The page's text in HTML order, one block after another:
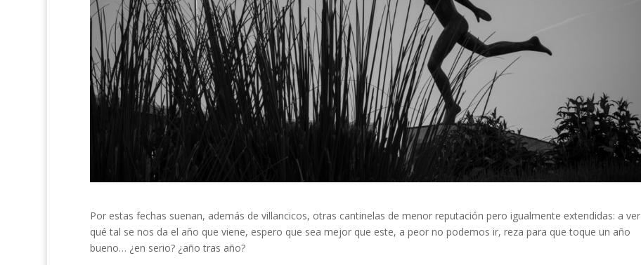
Por estas fechas suenan, además de villancicos, otras cantinelas de menor reputación pero igualmente extendidas: a ver
qué tal se nos da el año que viene, espero que sea mejor que este, a peor no podemos ir, reza para que toque un año
bueno… ¿en serio? ¿año tras año?